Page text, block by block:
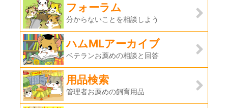
フォーラム
分からないことを相談しよう
ハムMLアーカイブ
ベテランお薦めの相談と回答
用品検索
管理者お薦めの飼育用品